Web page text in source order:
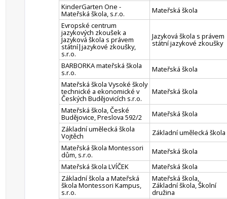
KinderGarten One -
Mateřská škola, s.r.o.
Mateřská škola
Evropské centrum
jazykových zkoušek a
Jazyková škola s právem
státní|jazykové zkoušky,
s.r.o.
Jazyková škola s právem
státní jazykové zkoušky
BARBORKA mateřská škola
s.r.o.
Mateřská škola
Mateřská škola Vysoké školy
technické a ekonomické v
Českých Budějovicích s.r.o.
Mateřská škola
Mateřská škola, České
Budějovice, Preslova 592/2
Mateřská škola
Základní umělecká škola
Vojtěch
Základní umělecká škola
Mateřská škola Montessori
dům, s.r.o.
Mateřská škola
Mateřská škola LVÍČEK
Mateřská škola
Základní škola a Mateřská
škola Montessori Kampus,
s.r.o.
Mateřská škola,
Základní škola, Školní
družina